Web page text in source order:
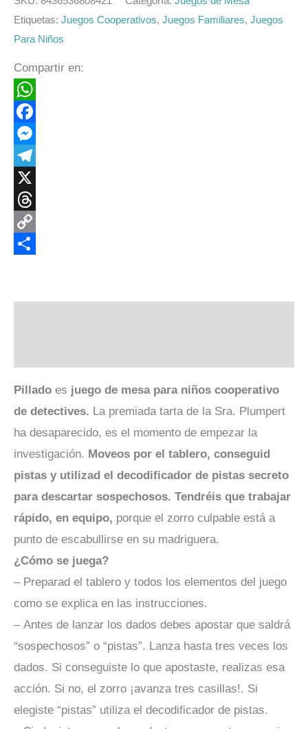
Etiquetas: Juegos Cooperativos, Juegos Familiares, Juegos
Para Niños
Compartir en:
WhatsApp
Facebook
Messenger
Telegram
X
Threads
Copy
Pillado es juego de mesa para niños cooperativo
de detectives. La premiada tarta de la Sra. Plumpert
ha desaparecido, es el momento de empezar la
investigación. Moveos por el tablero, conseguid
pistas y utilizad el decodificador de pistas secreto
para descartar sospechosos. Tendréis que trabajar
rápido, en equipo, porque el zorro culpable está a
punto de escabullirse en su madriguera.
¿Cómo se juega?
– Preparad el tablero y todos los elementos del juego
como se explica en las instrucciones.
– Antes de lanzar los dados debes apostar que saldrá
“sospechosos” o “pistas”. Lanza hasta tres veces los
dados. Si conseguiste lo que apostaste, realizas esa
acción. Si no, el zorro ¡avanza tres casillas!. Si
elegiste “pistas” utiliza el decodificador de pistas.